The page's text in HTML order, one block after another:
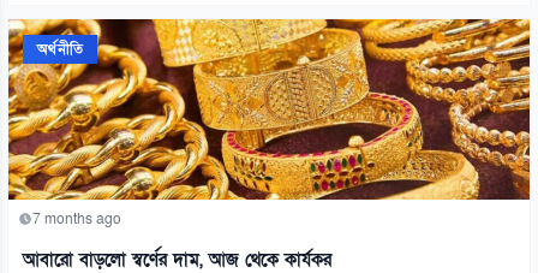
অর্থনীতি
7 months ago
আবারো বাড়লো স্বর্ণের দাম, আজ থেকে কার্যকর